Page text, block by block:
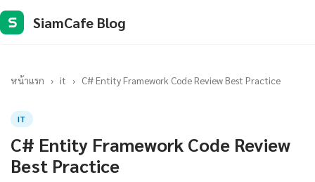
S SiamCafe Blog
หน้าแรก › it › C# Entity Framework Code Review Best Practice
IT
C# Entity Framework Code Review
Best Practice